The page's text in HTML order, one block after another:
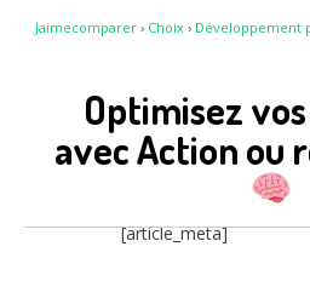
Jaimecomparer › Choix › Développement
Optimisez
avec Action ou
[article_meta]